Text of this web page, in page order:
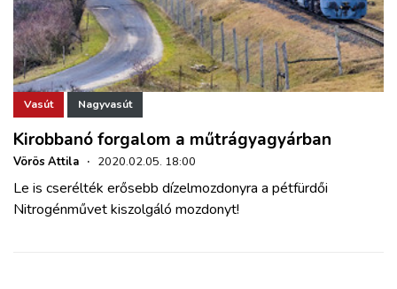
Vasút Nagyvasút
Kirobbanó forgalom a műtrágyagyárban
Vörös Attila · 2020.02.05. 18:00
Le is cserélték erősebb dízelmozdonyra a pétfürdői
Nitrogénművet kiszolgáló mozdonyt!